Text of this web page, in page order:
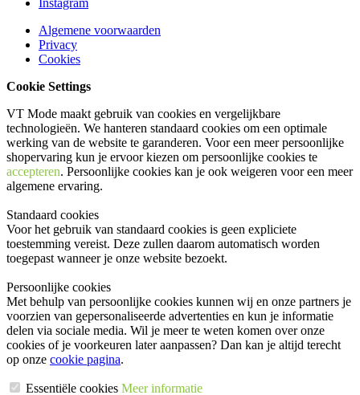
Instagram
Algemene voorwaarden
Privacy
Cookies
Cookie Settings
VT Mode maakt gebruik van cookies en vergelijkbare
technologieën. We hanteren standaard cookies om een optimale
werking van de website te garanderen. Voor een meer persoonlijke
shopervaring kun je ervoor kiezen om persoonlijke cookies te
accepteren. Persoonlijke cookies kan je ook weigeren voor een meer
algemene ervaring.
Standaard cookies
Voor het gebruik van standaard cookies is geen expliciete
toestemming vereist. Deze zullen daarom automatisch worden
toegepast wanneer je onze website bezoekt.
Persoonlijke cookies
Met behulp van persoonlijke cookies kunnen wij en onze partners je
voorzien van gepersonaliseerde advertenties en kun je informatie
delen via sociale media. Wil je meer te weten komen over onze
cookies of je voorkeuren later aanpassen? Dan kan je altijd terecht
op onze cookie pagina.
Essentiële cookies Meer informatie